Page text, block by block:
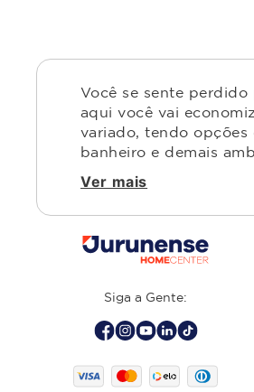
Você se sente perdido
aqui você vai
variado, tendo opções
banheiro e demais
Ver mais
Siga a Gente: